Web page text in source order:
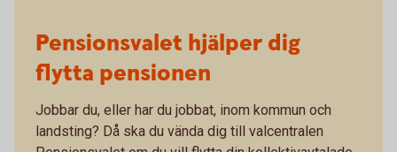
Pensionsvalet hjälper dig
flytta pensionen
Jobbar du, eller har du jobbat, inom kommun och
landsting? Då ska du vända dig till valcentralen